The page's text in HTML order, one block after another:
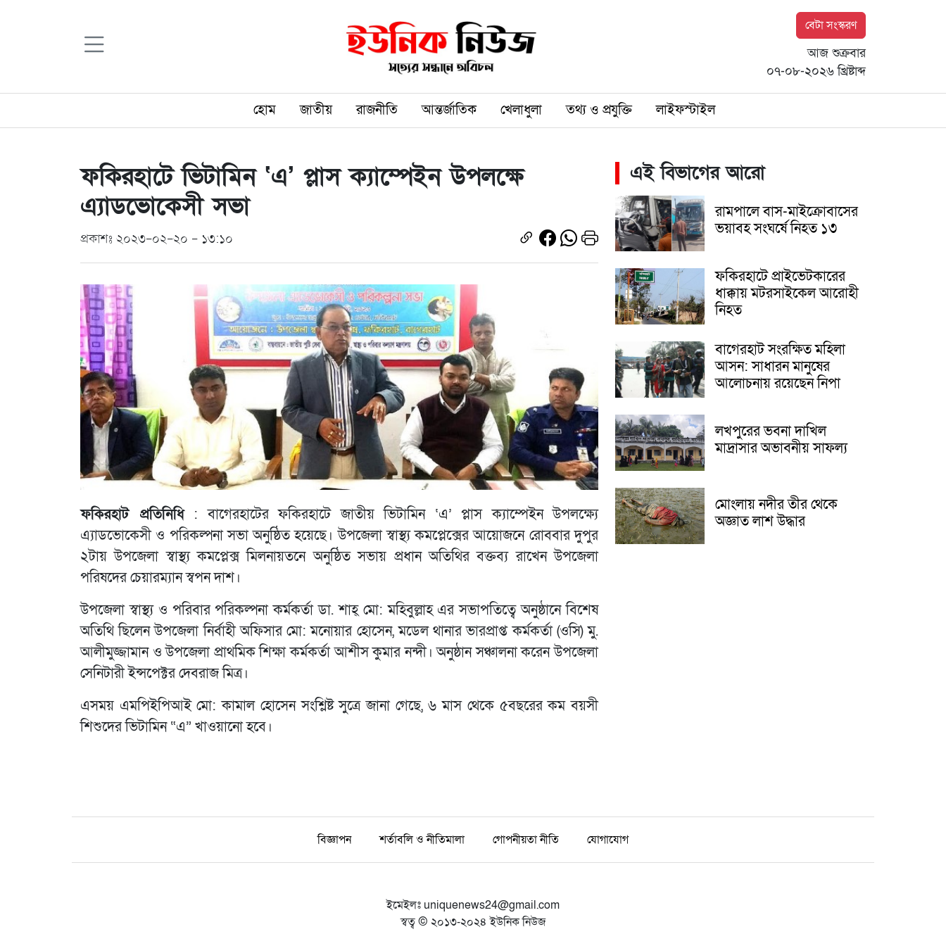
বেটা সংস্করণ
আজ শুক্রবার
০৭-০৮-২০২৬ খ্রিষ্টাব্দ
হোম জাতীয় রাজনীতি আন্তর্জাতিক খেলাধুলা তথ্য ও প্রযুক্তি লাইফস্টাইল
ফকিরহাটে ভিটামিন ‘এ’ প্লাস ক্যাম্পেইন উপলক্ষে
এ্যাডভোকেসী সভা
প্রকাশঃ ২০২৩-০২-২০ - ১৩:১০
ফকিরহাট প্রতিনিধি: বাগেরহাটের ফকিরহাটে জাতীয় ভিটামিন ‘এ’ প্লাস ক্যাম্পেইন উপলক্ষ্যে
এ্যাডভোকেসী ও পরিকল্পনা সভা অনুষ্ঠিত হয়েছে। উপজেলা স্বাস্থ্য কমপ্লেক্সের আয়োজনে রোববার দুপুর
২টায় উপজেলা স্বাস্থ্য কমপ্লেক্স মিলনায়তনে অনুষ্ঠিত সভায় প্রধান অতিথির বক্তব্য রাখেন উপজেলা
পরিষদের চেয়ারম্যান স্বপন দাশ।
উপজেলা স্বাস্থ্য ও পরিবার পরিকল্পনা কর্মকর্তা ডা. শাহ্ মো: মহিবুল্লাহ এর সভাপতিত্বে অনুষ্ঠানে বিশেষ
অতিথি ছিলেন উপজেলা নির্বাহী অফিসার মো: মনোয়ার হোসেন, মডেল থানার ভারপ্রাপ্ত কর্মকর্তা (ওসি) মু.
আলীমুজ্জামান ও উপজেলা প্রাথমিক শিক্ষা কর্মকর্তা আশীস কুমার নন্দী। অনুষ্ঠান সঞ্চালনা করেন উপজেলা
সেনিটারী ইন্সপেক্টর দেবরাজ মিত্র।
এসময় এমপিইপিআই মো: কামাল হোসেন সংশ্লিষ্ট সুত্রে জানা গেছে, ৬ মাস থেকে ৫বছরের কম বয়সী
শিশুদের ভিটামিন “এ” খাওয়ানো হবে।
এই বিভাগের আরো
রামপালে বাস-মাইক্রোবাসের
ভয়াবহ সংঘর্ষে নিহত ১৩
ফকিরহাটে প্রাইভেটকারের
ধাক্কায় মটরসাইকেল আরোহী
নিহত
বাগেরহাট সংরক্ষিত মহিলা
আসন: সাধারন মানুষের
আলোচনায় রয়েছেন নিপা
লখপুরের ভবনা দাখিল
মাদ্রাসার অভাবনীয় সাফল্য
মোংলায় নদীর তীর থেকে
অজ্ঞাত লাশ উদ্ধার
বিজ্ঞাপন শর্তাবলি ও নীতিমালা গোপনীয়তা নীতি যোগাযোগ
ইমেইলঃ uniquenews24@gmail.com
স্বত্ব © ২০১৩-২০২৪ ইউনিক নিউজ